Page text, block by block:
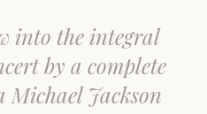
into the integral
by a complete
Michael Jackson